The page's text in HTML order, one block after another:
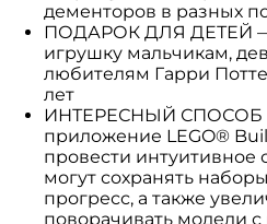
дементоров в разных
ПОДАРОК ДЛЯ ДЕТЕЙ —
игрушку мальчикам,
любителям Гарри
лет
ИНТЕРЕСНЫЙ СПОСОБ
приложение LEGO®
провести интуитивное
могут сохранять
прогресс, а также
поворачивать модели